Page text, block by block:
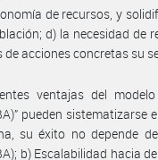
de recursos, y
d) la necesidad de
de acciones concretas su
ventajas del
pueden sistematizarse
su éxito no depende
b) Escalabilidad hacia